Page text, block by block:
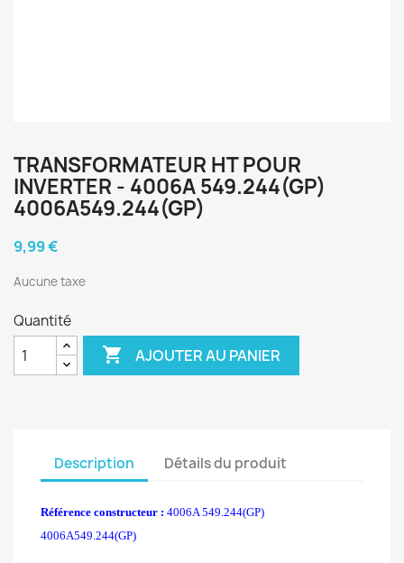
TRANSFORMATEUR HT POUR
INVERTER - 4006A 549.244(GP)
4006A549.244(GP)
9,99 €
Aucune taxe
Quantité
 AJOUTER AU PANIER
Description Détails du produit
Référence constructeur : 4006A 549.244(GP)
4006A549.244(GP)